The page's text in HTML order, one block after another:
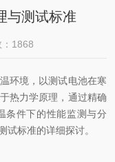
与测试标准
：1868
环境，以测试电池在寒
热力学原理，通过精确
条件下的性能监测与分
试标准的详细探讨。